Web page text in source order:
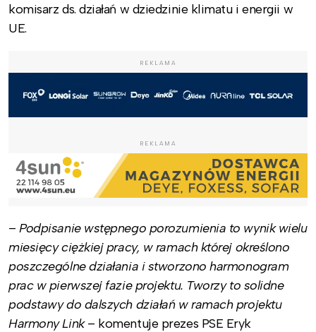
komisarz ds. działań w dziedzinie klimatu i energii w
UE.
REKLAMA
REKLAMA
–Podpisanie wstępnego porozumienia to wynik wielu
miesięcy ciężkiej pracy, w ramach której określono
poszczególne działania i stworzono harmonogram
prac w pierwszej fazie projektu. Tworzy to solidne
podstawy do dalszych działań w ramach projektu
Harmony Link– komentuje prezes PSE Eryk